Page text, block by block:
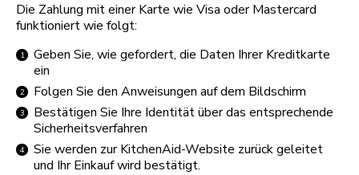
Die Zahlung mit einer Karte wie Visa oder Mastercard
funktioniert wie folgt:
Geben Sie, wie gefordert, die Daten Ihrer Kreditkarte
ein
Folgen Sie den Anweisungen auf dem Bildschirm
Bestätigen Sie Ihre Identität über das entsprechende
Sicherheitsverfahren
Sie werden zur KitchenAid-Website zurück geleitet
und Ihr Einkauf wird bestätigt.